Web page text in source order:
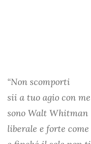
“Non scomporti
sii a tuo agio con me
sono Walt Whitman
liberale e forte